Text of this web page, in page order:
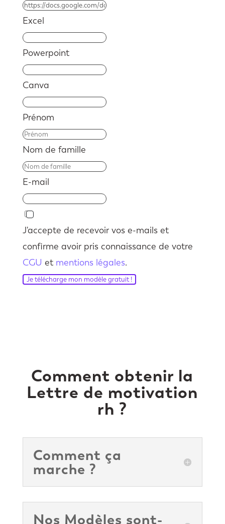
Excel
Powerpoint
Canva
Prénom
Nom de famille
E-mail
J'accepte de recevoir vos e-mails et
confirme avoir pris connaissance de votre
CGU et mentions légales.
Je télécharge mon modèle gratuit !
Comment obtenir la
Lettre de motivation
rh ?
Comment ça
marche ?
Nos Modèles sont-